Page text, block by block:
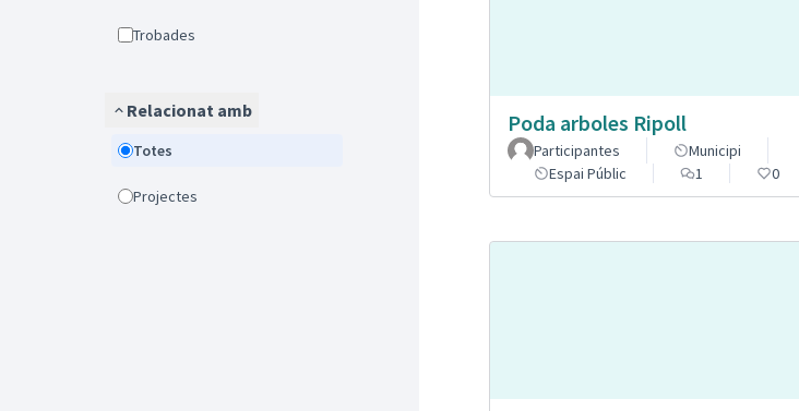
Trobades
Relacionat amb
Totes
Projectes
Poda arboles Ripoll
Participantes
Municipi
Espai Públic
1 0